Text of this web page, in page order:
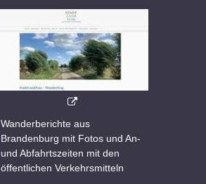
Wanderberichte aus
Brandenburg mit Fotos und An-
und Abfahrtszeiten mit den
öffentlichen Verkehrsmitteln